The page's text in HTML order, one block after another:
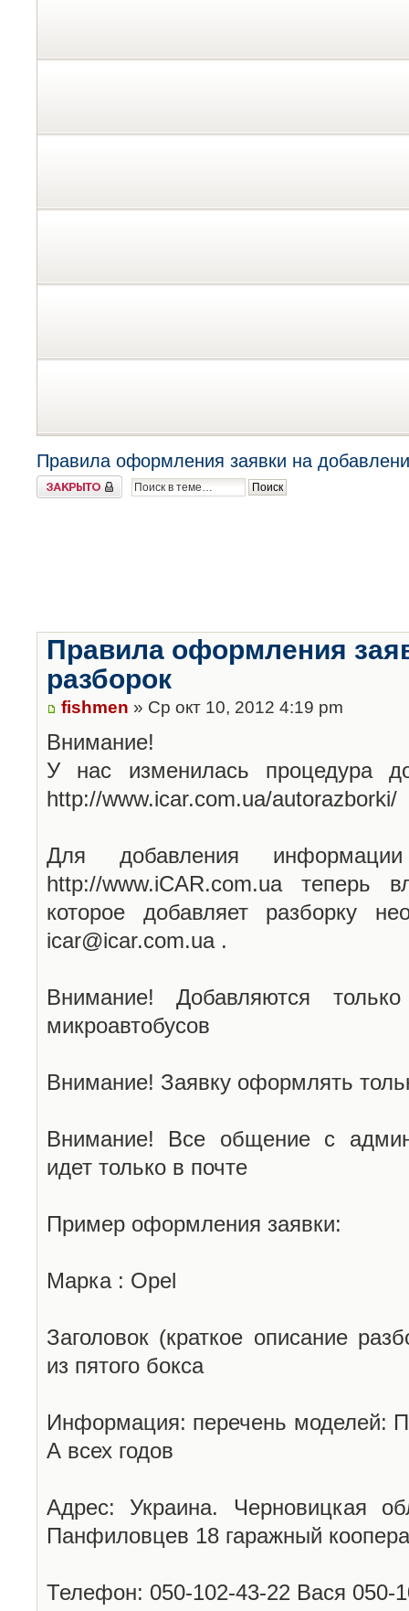
Правила оформления заявки на
Закрыто
Правила оформления
разборок
fishmen » Ср окт 10, 2012 4:19 pm
Внимание!
У нас изменилась процедура
http://www.icar.com.ua/autorazborki/
Для добавления
http://www.iCAR.com.ua теперь
которое добавляет разборку
icar@icar.com.ua .
Внимание! Добавляются
микроавтобусов
Внимание! Заявку оформлять
Внимание! Все общение с
идет только в почте
Пример оформления заявки:
Марка : Opel
Заголовок (краткое описание
из пятого бокса
Информация: перечень моделей:
А всех годов
Адрес: Украина. Черновицкая
Панфиловцев 18 гаражный
Телефон: 050-102-43-22 Вася 050-